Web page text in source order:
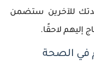
للآخرين ستضمن
إليهم لاحقًا.
في الصحة